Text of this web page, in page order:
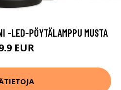
-LED-PÖYTÄLAMPPU MUSTA
EUR